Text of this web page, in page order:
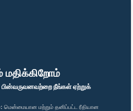
நீங்கள் ஏற்றுக்
மென்மையான மற்றும் தனிப்பட்ட ரீதியான